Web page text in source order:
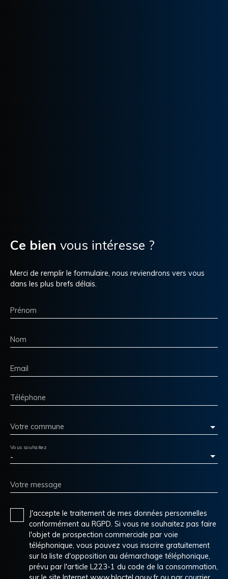
Ce bien vous intéresse ?
Merci de remplir le formulaire, nous reviendrons vers vous
dans les plus brefs délais.
Prénom
Nom
Email
Téléphone
Votre commune
-
Vous souhaitez
Votre message
J'accepte le traitement de mes données personnelles
conformément au RGPD. Si vous ne souhaitez pas faire
l'objet de prospection commerciale par voie
téléphonique, vous pouvez vous inscrire gratuitement
sur la liste d'opposition au démarchage téléphonique,
prévu par l'article L223-1 du code de la consommation,